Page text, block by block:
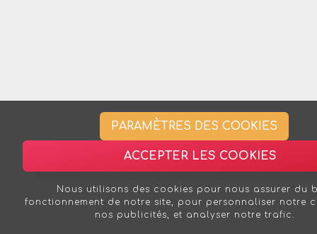
PARAMÈTRES DES COOKIES
ACCEPTER LES COOKIES
Nous utilisons des cookies pour nous assurer du
fonctionnement de notre site, pour personnaliser notre
nos publicités, et analyser notre trafic.